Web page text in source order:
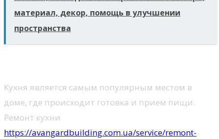
материал, декор, помощь в улучшении
пространства
Кухня является самым популярным местом в
доме, где происходит готовка и прием пищи.
Ремонт кухни
https://avangardbuilding.com.ua/service/remont-